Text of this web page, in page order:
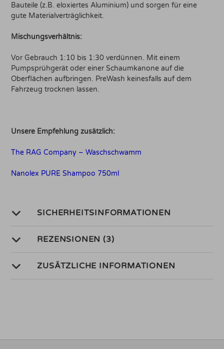
Bauteile (z.B. eloxiertes Aluminium) und sorgen für eine
gute Materialverträglichkeit.
Mischungsverhältnis:
Vor Gebrauch 1:10 bis 1:30 verdünnen. Mit einem
Pumpsprühgerät oder einer Schaumkanone auf die
Oberflächen aufbringen. PreWash keinesfalls auf dem
Fahrzeug trocknen lassen.
Unsere Empfehlung zusätzlich:
The RAG Company – Waschschwamm
Nanolex PURE Shampoo 750ml
SICHERHEITSINFORMATIONEN
REZENSIONEN (3)
ZUSÄTZLICHE INFORMATIONEN